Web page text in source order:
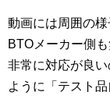
動画には周囲の様
BTOメーカー側
非常に対応が良
ように「テスト